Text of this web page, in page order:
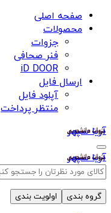
صفحه اصلی
محصولات
جزوات
فنر صحافی
iD DOOR
ارسال فایل
آپلود فایل
منتظر پرداخت
آریا سپهر
آریا سپهر
گروه بندی اولویت بندی